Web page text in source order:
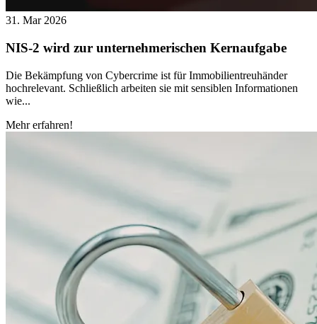
31. Mar 2026
NIS‑2 wird zur unternehmerischen Kernaufgabe
Die Bekämpfung von Cybercrime ist für Immobilientreuhänder
hochrelevant. Schließlich arbeiten sie mit sensiblen Informationen
wie...
Mehr erfahren!